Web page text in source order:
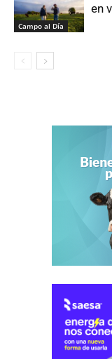
Campo al Día
en